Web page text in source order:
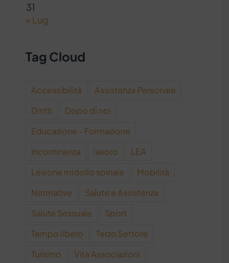
31
« Lug
Tag Cloud
Accessibilità
Assistenza Personale
Diritti
Dopo di noi
Educazione - Formazione
Incontinenza
lavoro
LEA
Lesione midollo spinale
Mobilità
Normative
Salute e Assistenza
Salute Sessuale
Sport
Tempo libero
Terzo Settore
Turismo
Vita Associazioni